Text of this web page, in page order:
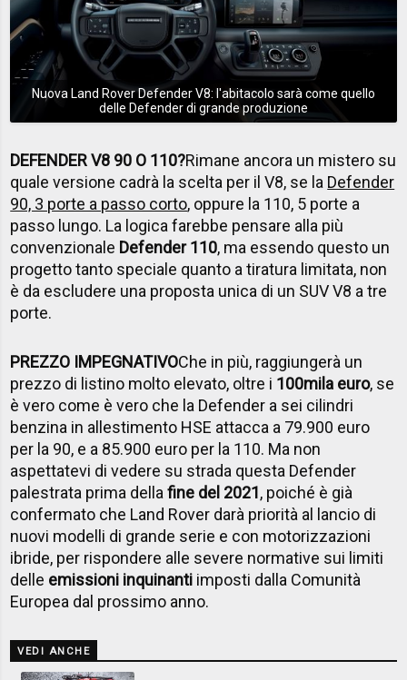
Nuova Land Rover Defender V8: l'abitacolo sarà come quello
delle Defender di grande produzione
DEFENDER V8 90 O 110?Rimane ancora un mistero su
quale versione cadrà la scelta per il V8, se la Defender
90, 3 porte a passo corto, oppure la 110, 5 porte a
passo lungo. La logica farebbe pensare alla più
convenzionale Defender 110, ma essendo questo un
progetto tanto speciale quanto a tiratura limitata, non
è da escludere una proposta unica di un SUV V8 a tre
porte.
PREZZO IMPEGNATIVOChe in più, raggiungerà un
prezzo di listino molto elevato, oltre i 100mila euro, se
è vero come è vero che la Defender a sei cilindri
benzina in allestimento HSE attacca a 79.900 euro
per la 90, e a 85.900 euro per la 110. Ma non
aspettatevi di vedere su strada questa Defender
palestrata prima dellafine del 2021, poiché è già
confermato che Land Rover darà priorità al lancio di
nuovi modelli di grande serie e con motorizzazioni
ibride, per rispondere alle severe normative sui limiti
delle emissioni inquinanti imposti dalla Comunità
Europea dal prossimo anno.
VEDI ANCHE